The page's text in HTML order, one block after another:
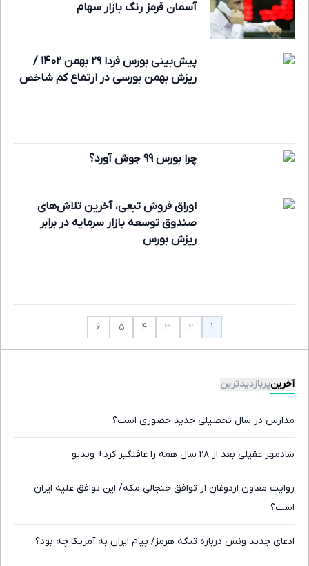
آسمان قرمز رنگ بازار سهام
پیش‌بینی بورس فردا 29 بهمن 1402 /
ریزش بهمن بورسی در ارتفاع کم شاخص
چرا بورس 99 جوش آورد؟
اوراق فروش تبعی، آخرین تلاش‌‌های
صندوق توسعه بازار سرمایه در برابر
ریزش بورس
۱ ۲ ۳ ۴ ۵ ۶
آخرینپربازدیدترین
مدارس در سال تحصیلی جدید حضوری است؟
شادمهر عقیلی بعد از ۲۸ سال همه را غافلگیر کرد+ ویدیو
روایت معاون اردوغان از توافق جنجالی مکه/ این توافق علیه ایران
است؟
ادعای جدید ونس درباره تنگه هرمز/ پیام ایران به آمریکا چه بود؟